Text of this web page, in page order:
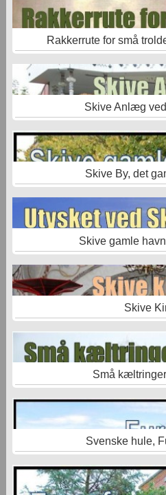
Rakkerrute for små
Skive Anlæg
Skive By, det
Skive gamle
Skive
Små
Svenske hule,